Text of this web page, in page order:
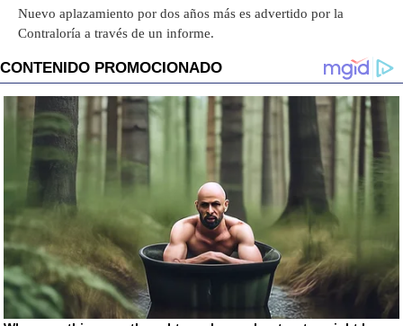
Nuevo aplazamiento por dos años más es advertido por la
Contraloría a través de un informe.